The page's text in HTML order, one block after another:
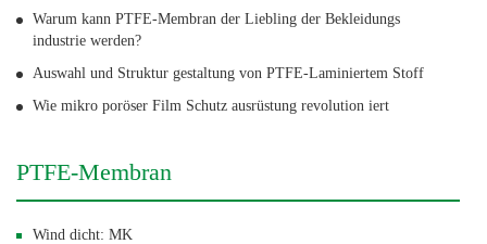
Warum kann PTFE-Membran der Liebling der Bekleidungs
industrie werden?
Auswahl und Struktur gestaltung von PTFE-Laminiertem Stoff
Wie mikro poröser Film Schutz ausrüstung revolution iert
PTFE-Membran
Wind dicht: MK